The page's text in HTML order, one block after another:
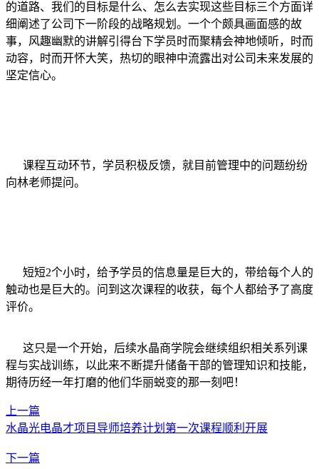
的道路、我们的目标是什么、怎么去实现这些目标三个方面详
细阐述了公司下一阶段的战略规划。一个个颇具画面感的故
事，风趣幽默的讲解引得台下学员时而聚精会神地倾听，时而
动容，时而开怀大笑，热切的眼神中流露出对公司未来发展的
坚定信心。
课程互动环节，学员积极反馈，就目前管理中的问题纷纷
向林老师提问。
短短2个小时，给予学员的信息量是巨大的，带给每个人的
触动也是巨大的。问到这次课程的收获，每个人都给予了高度
评价。
这只是一个开始，后续水晶商学院会继续组织相关系列课
程与实战训练，以此来不断提升储备干部的管理知识和技能，
期待历经一年打磨的他们华丽蜕变的那一刻吧！
上一篇
水晶光电晶才项目导师培养计划第一次课程顺利开展
下一篇